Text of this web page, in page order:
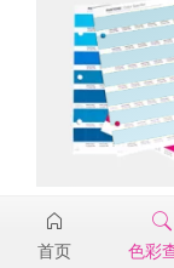
13-4409TPG
￥98
首页 色彩